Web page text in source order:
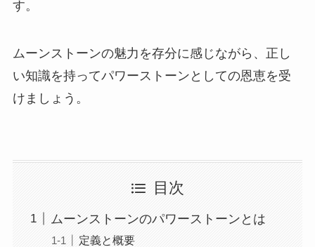
す。
ムーンストーンの魅力を存分に感じながら、正し
い知識を持ってパワーストーンとしての恩恵を受
けましょう。
目次
ムーンストーンのパワーストーンとは
定義と概要